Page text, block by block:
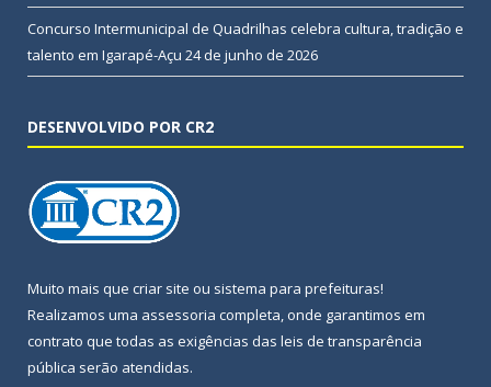
Concurso Intermunicipal de Quadrilhas celebra cultura, tradição e
talento em Igarapé-Açu 24 de junho de 2026
DESENVOLVIDO POR CR2
Muito mais que criar site ou sistema para prefeituras!
Realizamos uma assessoria completa, onde garantimos em
contrato que todas as exigências das leis de transparência
pública serão atendidas.